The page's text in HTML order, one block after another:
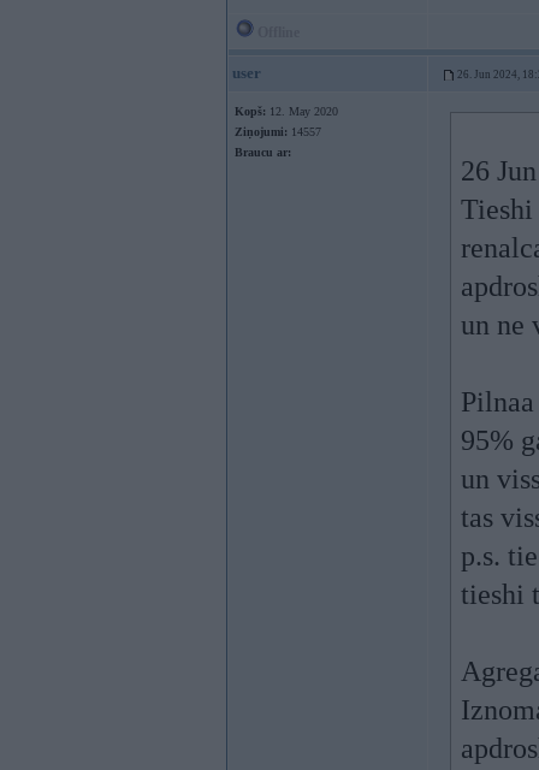
user 26. Jun 2024,
Kopš: 12. May 2020
Ziņojumi: 14557
Braucu ar:
26
Tieshi
un ne
95%
un
tas
p.s.
tieshi